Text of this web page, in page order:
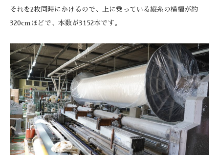
それを2枚同時にかけるので、上に乗っている縦糸の横幅が約
320cmほどで、本数が3152本です。